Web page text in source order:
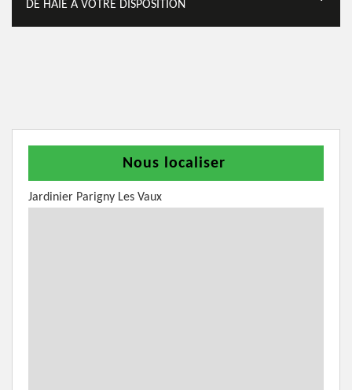
DE HAIE À VOTRE DISPOSITION
Nous localiser
Jardinier Parigny Les Vaux